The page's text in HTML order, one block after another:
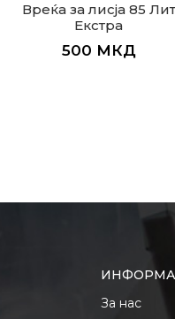
Вреќа за лисја 85 Лит
Екстра
500 МКД
За нас